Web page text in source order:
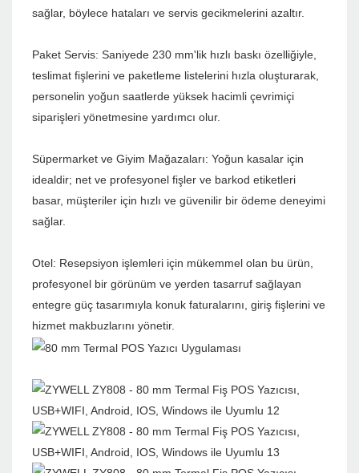
sağlar, böylece hataları ve servis gecikmelerini azaltır.
Paket Servis: Saniyede 230 mm'lik hızlı baskı özelliğiyle,
teslimat fişlerini ve paketleme listelerini hızla oluşturarak,
personelin yoğun saatlerde yüksek hacimli çevrimiçi
siparişleri yönetmesine yardımcı olur.
Süpermarket ve Giyim Mağazaları: Yoğun kasalar için
idealdir; net ve profesyonel fişler ve barkod etiketleri
basar, müşteriler için hızlı ve güvenilir bir ödeme deneyimi
sağlar.
Otel: Resepsiyon işlemleri için mükemmel olan bu ürün,
profesyonel bir görünüm ve yerden tasarruf sağlayan
entegre güç tasarımıyla konuk faturalarını, giriş fişlerini ve
hizmet makbuzlarını yönetir.